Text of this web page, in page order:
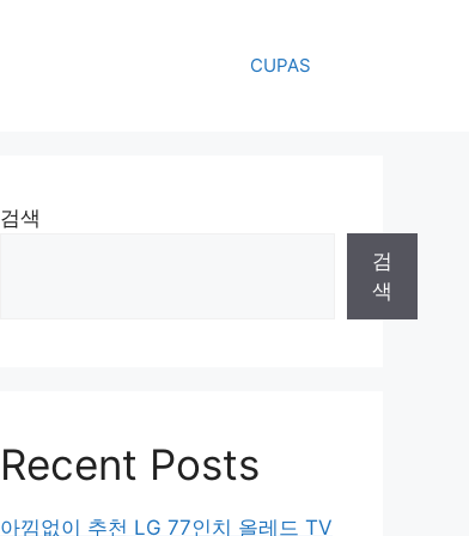
CUPAS
검색
검
색
Recent Posts
아낌없이 추천 LG 77인치 올레드 TV